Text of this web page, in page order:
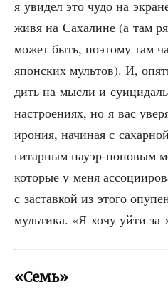
я уви­дел это чудо на
живя на Саха­лине (а там
может быть, поэто­му там
япон­ских муль­тов). И,
дить на мыс­ли и
настро­е­ни­ях, но я вас
иро­ния, начи­ная с
гитар­ным пау­эр-попо­вым
кото­рые у меня
с застав­кой из это­го
муль­ти­ка. «Я хочу уйти за
«Семь»